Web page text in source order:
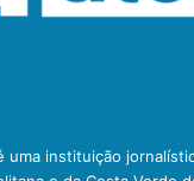
uma instituição